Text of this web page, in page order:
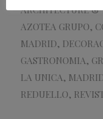
ARCHITECTURE &
AZOTEA GRUPO,
MADRID,
GASTRONOMIA,
LA UNICA,
REDUELLO,